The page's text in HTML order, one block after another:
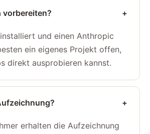
vorbereiten? +
und einen Anthropic
ein eigenes Projekt offen,
direkt ausprobieren kannst.
+
erhalten die Aufzeichnung